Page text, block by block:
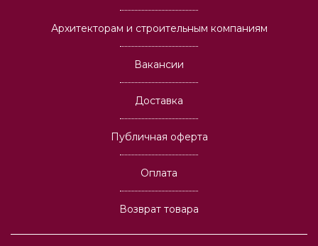
Архитекторам и строительным компаниям
Вакансии
Доставка
Публичная оферта
Оплата
Возврат товара